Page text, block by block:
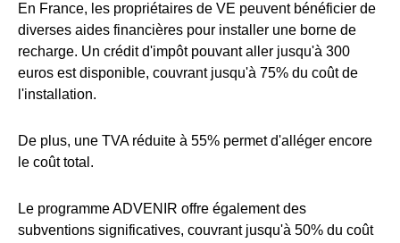
En France, les propriétaires de VE peuvent bénéficier de
diverses aides financières pour installer une borne de
recharge. Un crédit d'impôt pouvant aller jusqu'à 300
euros est disponible, couvrant jusqu'à 75% du coût de
l'installation.
De plus, une TVA réduite à 55% permet d'alléger encore
le coût total.
Le programme ADVENIR offre également des
subventions significatives, couvrant jusqu'à 50% du coût